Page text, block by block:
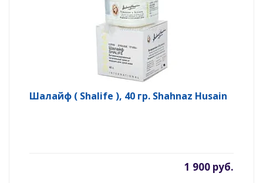
Шалайф ( Shalife ), 40 гр. Shahnaz Husain
1 900 руб.